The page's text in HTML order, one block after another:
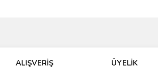
bozuk veya görüntülenemiyor.
ALIŞVERİŞ ÜYELİK